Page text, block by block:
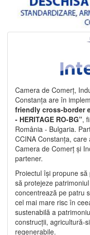
Camera de Comerț,
Constanța are în
friendly cross-border
- HERITAGE RO-BG”,
România - Bulgaria.
CCINA Constanța,
Camera de Comerț și
partener.
Proiectul își propune
să protejeze
concentrează pe patru
cel mai mare risc în
sustenabilă a
construcții, agricultură-
regenerabile.